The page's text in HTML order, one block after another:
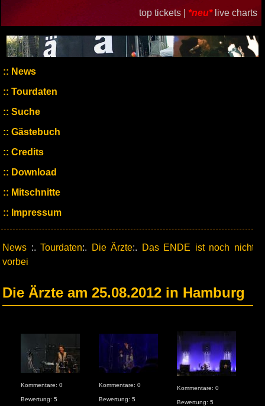
top tickets | *neu* live charts
News
Tourdaten
Suche
Gästebuch
Credits
Download
Mitschnitte
Impressum
News :.Tourdaten:. Die Ärzte:.
Das ENDE ist noch nicht
vorbei
Die Ärzte am 25.08.2012 in Hamburg
Kommentare: 0
Bewertung: 5
Kommentare: 0
Bewertung: 5
Kommentare: 0
Bewertung: 5